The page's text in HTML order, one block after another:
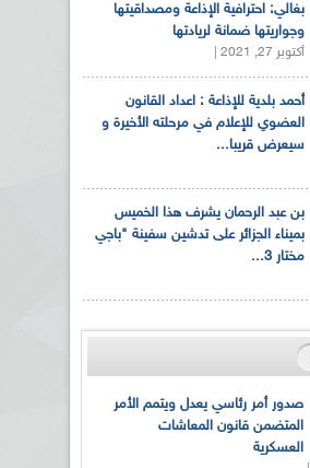
بغالي: احترافية الإذاعة ومصداقيتها
وجواريتها ضمانة لريادتها
أكتوبر 27, 2021 |
أحمد بلدية للإذاعة : اعداد القانون
العضوي للإعلام في مرحلته الأخيرة و
سيعرض قريبا...
بن عبد الرحمان يشرف هذا الخميس
بميناء الجزائر على تدشين سفينة "باجي
مختار 3...
صدور أمر رئاسي يعدل ويتمم الأمر
المتضمن قانون المعاشات
العسكرية